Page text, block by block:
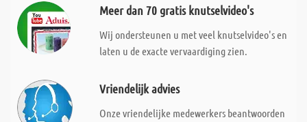
Meer dan 70 gratis knutselvideo's
Wij ondersteunen u met veel knutselvideo's en
laten u de exacte vervaardiging zien.
Vriendelijk advies
Onze vriendelijke medewerkers beantwoorden